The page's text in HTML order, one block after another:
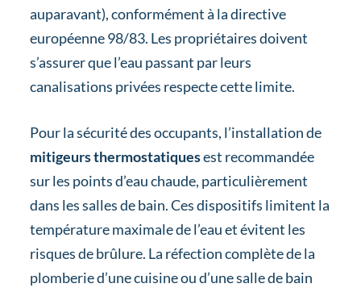
auparavant), conformément à la directive
européenne 98/83. Les propriétaires doivent
s’assurer que l’eau passant par leurs
canalisations privées respecte cette limite.
Pour la sécurité des occupants, l’installation de
mitigeurs thermostatiquesest recommandée
sur les points d’eau chaude, particulièrement
dans les salles de bain. Ces dispositifs limitent la
température maximale de l’eau et évitent les
risques de brûlure. La réfection complète de la
plomberie d’une cuisine ou d’une salle de bain